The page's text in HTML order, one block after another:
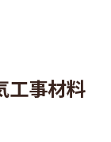
工事材料